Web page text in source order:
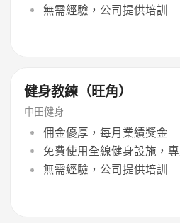
無需經驗，公司提供培訓
健身教練（旺角）
中田健身
佣金優厚，每月業績獎金
免費使用全線健身設施，
無需經驗，公司提供培訓